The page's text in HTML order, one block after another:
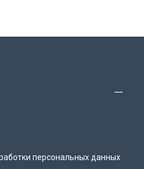
персональных данных